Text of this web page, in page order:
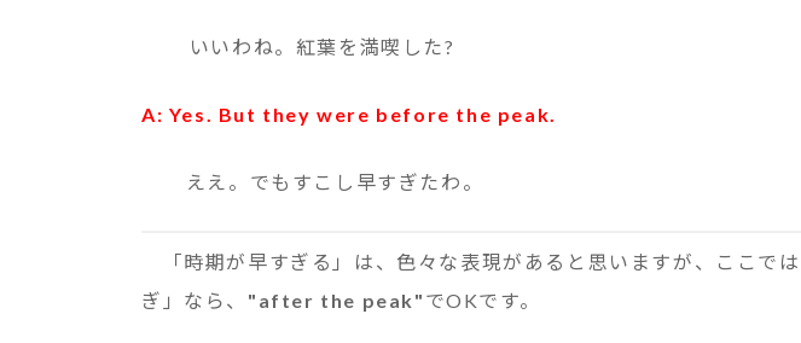
いいわね。紅葉を満喫した?
A: Yes. But they were before the peak.
ええ。でもすこし早すぎたわ。
「時期が早すぎる」は、色々な表現があると思いますが、ここでは
ぎ」なら、 "after the peak" でOKです。